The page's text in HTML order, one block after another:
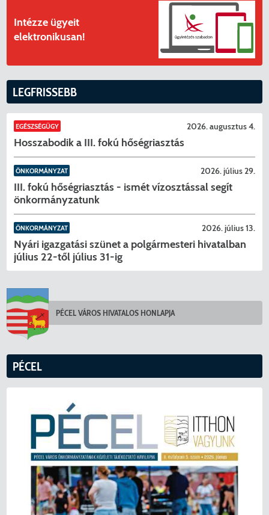
Intézze ügyeit
elektronikusan!
LEGFRISSEBB
EGÉSZSÉGÜGY 2026. augusztus 4.
Hosszabodik a III. fokú hőségriasztás
ÖNKORMÁNYZAT 2026. július 29.
III. fokú hőségriasztás - ismét vízosztással segít
önkormányzatunk
ÖNKORMÁNYZAT 2026. július 13.
Nyári igazgatási szünet a polgármesteri hivatalban
július 22-től július 31-ig
PÉCEL VÁROS HIVATALOS HONLAPJA
PÉCEL